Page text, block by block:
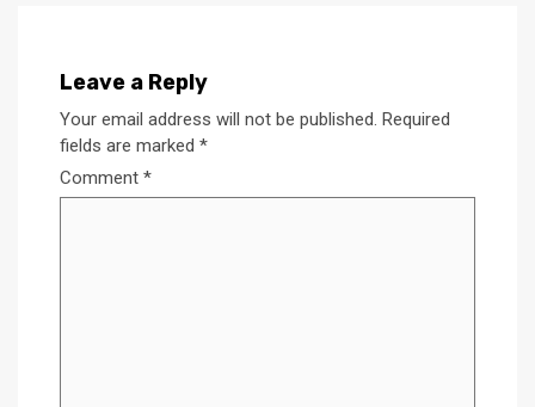
Leave a Reply
Your email address will not be published. Required
fields are marked *
Comment *